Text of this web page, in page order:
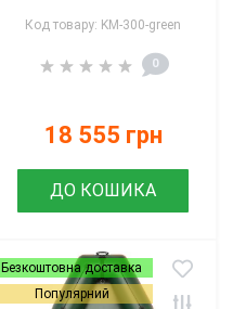
Код товару: KM-300-green
0
18 555 грн
ДО КОШИКА
Безкоштовна доставка
Популярний